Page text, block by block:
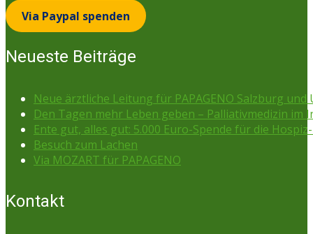
Via Paypal spenden
Neueste Beiträge
Neue ärztliche Leitung für PAPAGENO Salzburg und
Den Tagen mehr Leben geben – Palliativmedizin im
Ente gut, alles gut: 5.000 Euro-Spende für die
Besuch zum Lachen
Via MOZART für PAPAGENO
Kontakt